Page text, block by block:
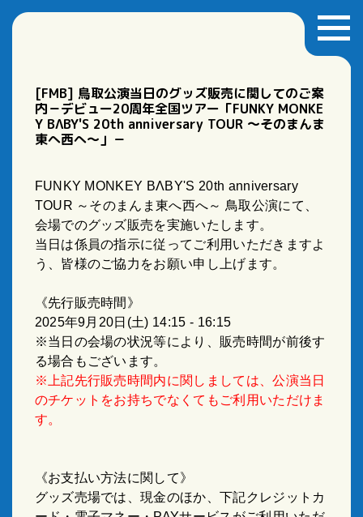
[FMB] 鳥取公演当日のグッズ販売に関してのご案
内－デビュー20周年全国ツアー「FUNKY MONKE
Y BΛBY'S 20th anniversary TOUR ～そのまんま
東へ西へ～」－
FUNKY MONKEY BΛBY'S 20th anniversary
TOUR ～そのまんま東へ西へ～ 鳥取公演にて、
会場でのグッズ販売を実施いたします。
当日は係員の指示に従ってご利用いただきますよ
う、皆様のご協力をお願い申し上げます。
《先行販売時間》
2025年9月20日(土) 14:15 - 16:15
※当日の会場の状況等により、販売時間が前後す
る場合もございます。
※上記先行販売時間内に関しましては、公演当日
のチケットをお持ちでなくてもご利用いただけま
す。
《お支払い方法に関して》
グッズ売場では、現金のほか、下記クレジットカ